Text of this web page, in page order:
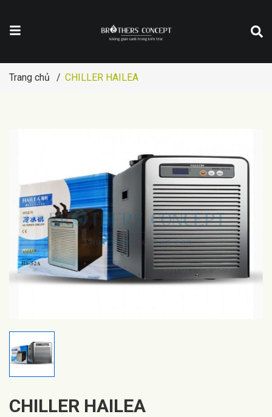
Trang chủ / CHILLER HAILEA
CHILLER HAILEA